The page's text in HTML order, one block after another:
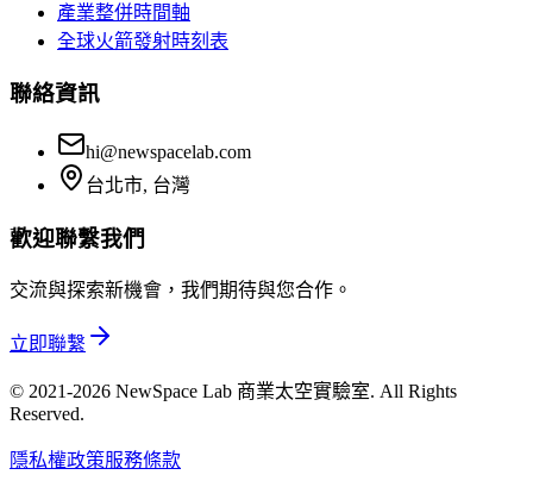
產業整併時間軸
全球火箭發射時刻表
聯絡資訊
hi@newspacelab.com
台北市, 台灣
歡迎聯繫我們
交流與探索新機會，我們期待與您合作。
立即聯繫
© 2021-2026 NewSpace Lab 商業太空實驗室. All Rights
Reserved.
隱私權政策服務條款